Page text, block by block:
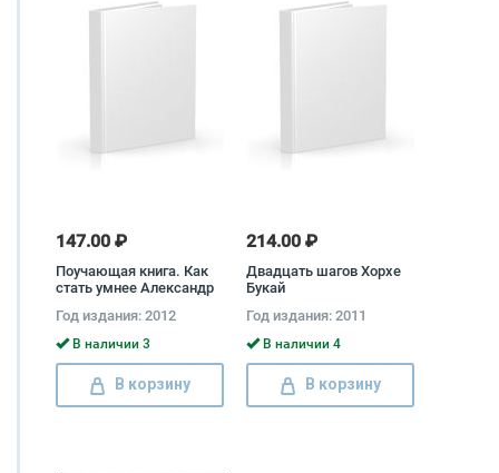
147.00 ₽
Поучающая книга. Как
стать умнее Александр
Год издания: 2012
В наличии 3
В корзину
214.00 ₽
Двадцать шагов Хорхе
Букай
Год издания: 2011
В наличии 4
В корзину